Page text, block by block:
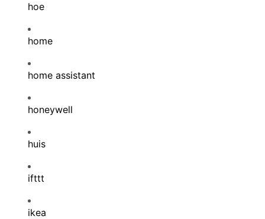
hoe
home
home assistant
honeywell
huis
ifttt
ikea